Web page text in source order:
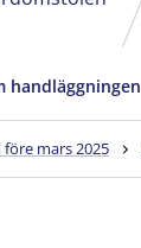
handläggningen
mars 2025